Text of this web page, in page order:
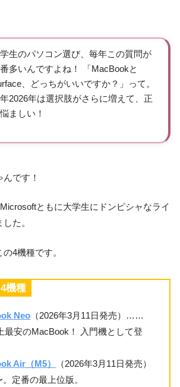
生のパソコン選び、毎年この質問が
多いんですよね！ 「MacBookと
、どっちがいいですか？」って。
2026年は選択肢がさらに増えて、正
ましい！
です！
ともに大学生にドンピシャなライ
た。
4機種です。
機種
Neo （2026年3月11日発売）……
最安のMacBook！ 入門機として登
Air（M5）
（2026年3月11日発売）
定番の最上位版。